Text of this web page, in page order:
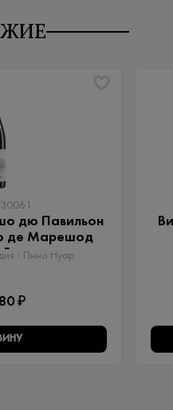
дю Павильон
де Марешод
- Пино Нуар
₽